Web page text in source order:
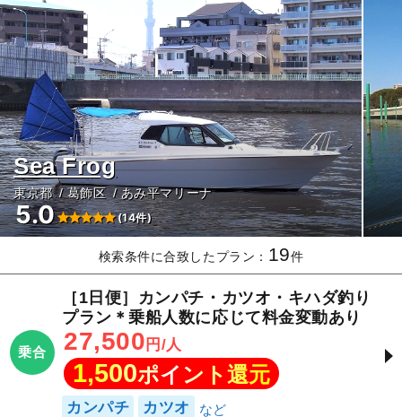
Sea Frog
東京都 葛飾区 あみ平マリーナ
5.0 (14件)
検索条件に合致したプラン： 19件
乗合
［1日便］カンパチ・カツオ・キハダ釣り
プラン＊乗船人数に応じて料金変動あり
27,500 円/人
1,500ポイント還元
カンパチ カツオ